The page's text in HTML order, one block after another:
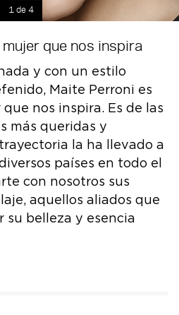
1 de 4
que nos inspira
y con un estilo
Maite Perroni es
nos inspira. Es de las
más queridas y
la ha llevado a
países en todo el
con nosotros sus
aquellos aliados que
su belleza y esencia